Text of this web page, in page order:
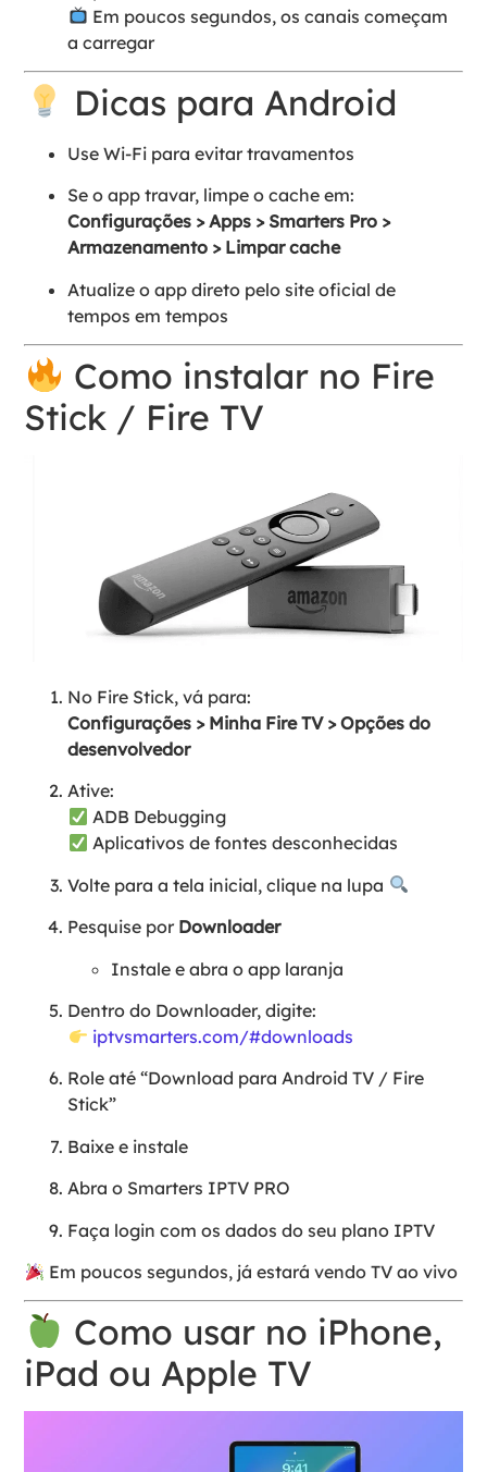
Em poucos segundos, os canais começam
a carregar
Dicas para Android
Use Wi-Fi para evitar travamentos
Se o app travar, limpe o cache em:
Configurações > Apps > Smarters Pro >
Armazenamento > Limpar cache
Atualize o app direto pelo site oficial de
tempos em tempos
Como instalar no Fire
Stick / Fire TV
No Fire Stick, vá para:
Configurações > Minha Fire TV > Opções do
desenvolvedor
Ative:
ADB Debugging
Aplicativos de fontes desconhecidas
Volte para a tela inicial, clique na lupa
Pesquise por Downloader
Instale e abra o app laranja
Dentro do Downloader, digite:
iptvsmarters.com/#downloads
Role até “Download para Android TV / Fire
Stick”
Baixe e instale
Abra o Smarters IPTV PRO
Faça login com os dados do seu plano IPTV
Em poucos segundos, já estará vendo TV ao vivo
Como usar no iPhone,
iPad ou Apple TV